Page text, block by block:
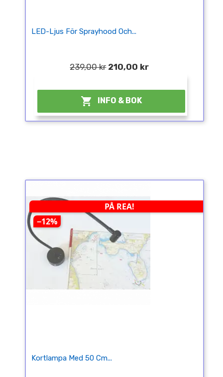
LED-Ljus För Sprayhood Och...
239,00 kr 210,00 kr
 INFO & BOK
PÅ REA!
−12%
Kortlampa Med 50 Cm...